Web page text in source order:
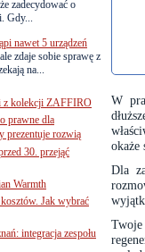
W
okaże
Dla
zadecydować o
Gdy...
nawet 5 urządzeń
zdaje sobie sprawę z
na...
z kolekcji ZAFFIRO
prawne dla
prezentuje rozwią
30. przejąć
Warmth
Jak wybrać
integracja zespołu